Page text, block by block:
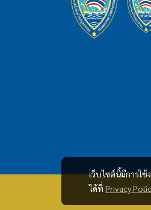
เว็บไซต์นี้มีการใ
ได้ที่ Privacy